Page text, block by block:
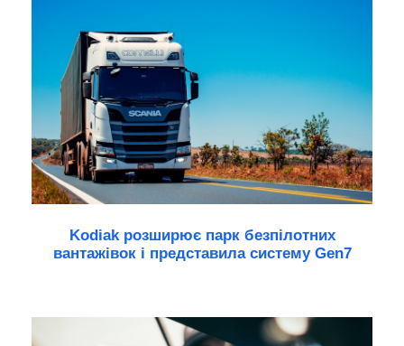
Kodiak розширює парк безпілотних
вантажівок і представила систему Gen7